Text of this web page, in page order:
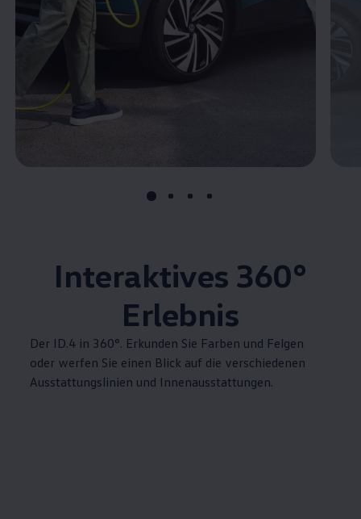
Interaktives 360°
Erlebnis
Der ID.4 in 360°. Erkunden Sie Farben und Felgen
oder werfen Sie einen Blick auf die verschiedenen
Ausstattungslinien und Innenausstattungen.